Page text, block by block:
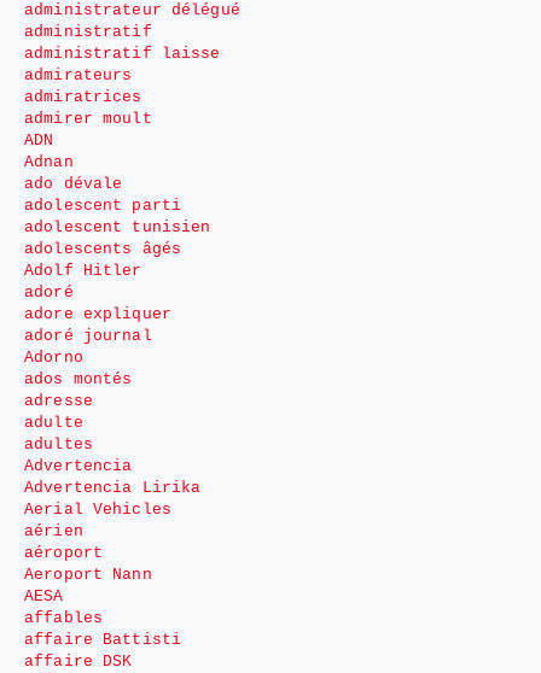
administrateur délégué
administratif
administratif laisse
admirateurs
admiratrices
admirer moult
ADN
Adnan
ado dévale
adolescent parti
adolescent tunisien
adolescents âgés
Adolf Hitler
adoré
adore expliquer
adoré journal
Adorno
ados montés
adresse
adulte
adultes
Advertencia
Advertencia Lirika
Aerial Vehicles
aérien
aéroport
Aeroport Nann
AESA
affables
affaire Battisti
affaire DSK